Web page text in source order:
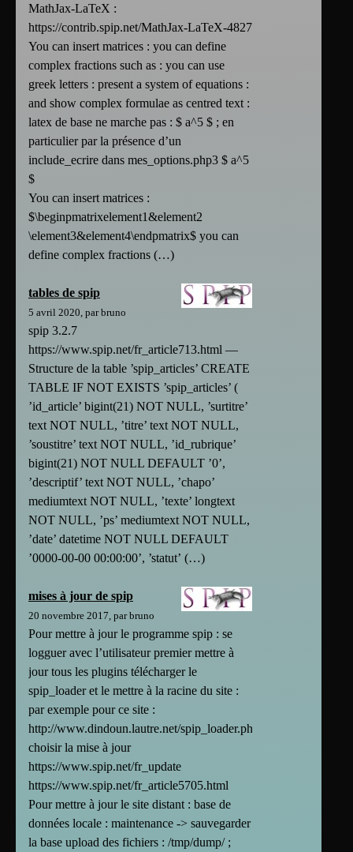
MathJax-LaTeX :
https://contrib.spip.net/MathJax-LaTeX-4827
You can insert matrices : you can define
complex fractions such as : you can use
greek letters : present a system of equations :
and show complex formulae as centred text :
latex de base ne marche pas : $ a^5 $ ; en
particulier par la présence d’un
include_ecrire dans mes_options.php3 $ a^5
$
You can insert matrices :
$\beginpmatrixelement1&element2
\element3&element4\endpmatrix$ you can
define complex fractions (…)
tables de spip
5 avril 2020, par bruno
spip 3.2.7
https://www.spip.net/fr_article713.html —
Structure de la table ’spip_articles’ CREATE
TABLE IF NOT EXISTS ’spip_articles’ (
’id_article’ bigint(21) NOT NULL, ’surtitre’
text NOT NULL, ’titre’ text NOT NULL,
’soustitre’ text NOT NULL, ’id_rubrique’
bigint(21) NOT NULL DEFAULT ’0’,
’descriptif’ text NOT NULL, ’chapo’
mediumtext NOT NULL, ’texte’ longtext
NOT NULL, ’ps’ mediumtext NOT NULL,
’date’ datetime NOT NULL DEFAULT
’0000-00-00 00:00:00’, ’statut’ (…)
mises à jour de spip
20 novembre 2017, par bruno
Pour mettre à jour le programme spip : se
logguer avec l’utilisateur premier mettre à
jour tous les plugins télécharger le
spip_loader et le mettre à la racine du site :
par exemple pour ce site :
http://www.dindoun.lautre.net/spip_loader.php
choisir la mise à jour
https://www.spip.net/fr_update
https://www.spip.net/fr_article5705.html
Pour mettre à jour le site distant : base de
données locale : maintenance -> sauvegarder
la base upload des fichiers : /tmp/dump/ ;